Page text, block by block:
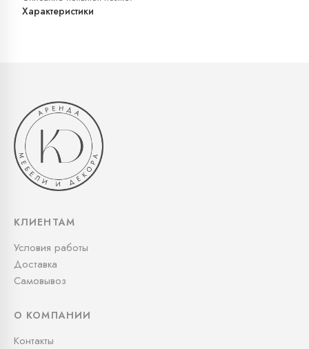
Характеристики
КЛИЕНТАМ
Условия работы
Доставка
Самовывоз
О КОМПАНИИ
Контакты